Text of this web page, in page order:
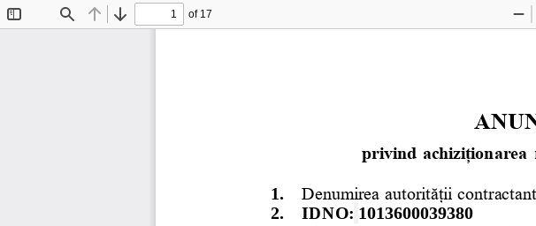
Find Previous
Next
of 17
privind achiziționarea
1. Denumirea autorității
2.
IDNO: 1013600039380